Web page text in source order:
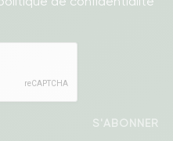
S'ABONNER